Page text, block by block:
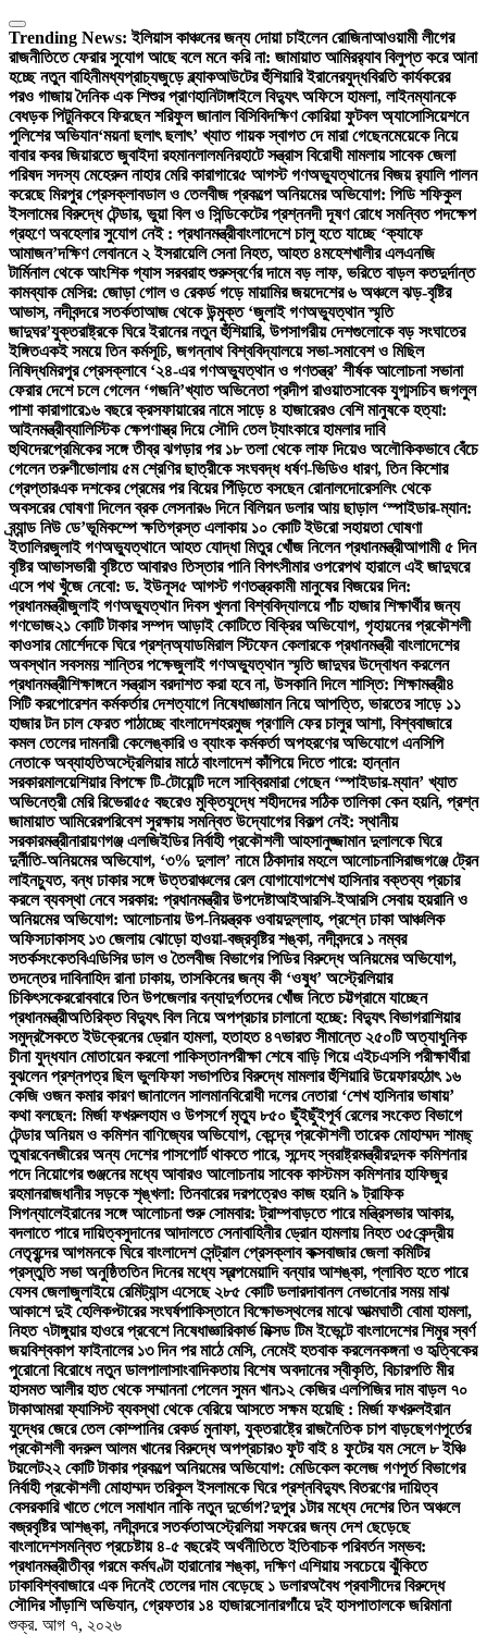
Skip
to
content
Trending News: ইলিয়াস কাঞ্চনের জন্য দোয়া চাইলেন রোজিনাআওয়ামী লীগের
রাজনীতিতে ফেরার সুযোগ আছে বলে মনে করি না: জামায়াত আমিরর‍্যাব বিলুপ্ত করে আনা
হচ্ছে নতুন বাহিনীমধ্যপ্রাচ্যজুড়ে ব্ল্যাকআউটের হুঁশিয়ারি ইরানেরযুদ্ধবিরতি কার্যকরের
পরও গাজায় দৈনিক এক শিশুর প্রাণহানিটাঙ্গাইলে বিদ্যুৎ অফিসে হামলা, লাইনম্যানকে
বেধড়ক পিটুনিকবে ফিরছেন শরিফুল জানাল বিসিবিদক্ষিণ কোরিয়া ফুটবল অ্যাসোসিয়েশনে
পুলিশের অভিযান‘ময়না ছলাৎ ছলাৎ’ খ্যাত গায়ক স্বাগত দে মারা গেছেনমেয়েকে নিয়ে
বাবার কবর জিয়ারতে জুবাইদা রহমানলালমনিরহাটে সন্ত্রাস বিরোধী মামলায় সাবেক জেলা
পরিষদ সদস্য মেহেরুন নাহার মেরি কারাগারে৫ আগস্ট গণঅভ্যুত্থানের বিজয় র‍্যালি পালন
করেছে মিরপুর প্রেসক্লাবডাল ও তেলবীজ প্রকল্পে অনিয়মের অভিযোগ: পিডি শফিকুল
ইসলামের বিরুদ্ধে টেন্ডার, ভুয়া বিল ও সিন্ডিকেটের প্রশ্ননদী দূষণ রোধে সমন্বিত পদক্ষেপ
গ্রহণে অবহেলার সুযোগ নেই : প্রধানমন্ত্রীবাংলাদেশে চালু হতে যাচ্ছে ‘ক্যাফে
আমাজন’দক্ষিণ লেবাননে ২ ইসরায়েলি সেনা নিহত, আহত ৪মহেশখালীর এলএনজি
টার্মিনাল থেকে আংশিক গ্যাস সরবরাহ শুরুস্বর্ণের দামে বড় লাফ, ভরিতে বাড়ল কতদুর্দান্ত
কামব্যাক মেসির: জোড়া গোল ও রেকর্ড গড়ে মায়ামির জয়দেশের ৬ অঞ্চলে ঝড়-বৃষ্টির
আভাস, নদীবন্দরে সতর্কতাআজ থেকে উন্মুক্ত ‘জুলাই গণঅভ্যুত্থান স্মৃতি
জাদুঘর’যুক্তরাষ্ট্রকে ঘিরে ইরানের নতুন হুঁশিয়ারি, উপসাগরীয় দেশগুলোকে বড় সংঘাতের
ইঙ্গিতএকই সময়ে তিন কর্মসূচি, জগন্নাথ বিশ্ববিদ্যালয়ে সভা-সমাবেশ ও মিছিল
নিষিদ্ধমিরপুর প্রেসক্লাবে ‘২৪-এর গণঅভ্যুত্থান ও গণতন্ত্র’ শীর্ষক আলোচনা সভানা
ফেরার দেশে চলে গেলেন ‘গজনি’খ্যাত অভিনেতা প্রদীপ রাওয়াতসাবেক যুগ্মসচিব জগলুল
পাশা কারাগারে১৬ বছরে ক্রসফায়ারের নামে সাড়ে ৪ হাজারেরও বেশি মানুষকে হত্যা:
আইনমন্ত্রীব্যালিস্টিক ক্ষেপণাস্ত্র দিয়ে সৌদি তেল ট্যাংকারে হামলার দাবি
হুথিদেরপ্রেমিকের সঙ্গে তীব্র ঝগড়ার পর ১৮ তলা থেকে লাফ দিয়েও অলৌকিকভাবে বেঁচে
গেলেন তরুণীভোলায় ৫ম শ্রেণির ছাত্রীকে সংঘবদ্ধ ধর্ষণ-ভিডিও ধারণ, তিন কিশোর
গ্রেপ্তারএক দশকের প্রেমের পর বিয়ের পিঁড়িতে বসছেন রোনালদোরেসলিং থেকে
অবসরের ঘোষণা দিলেন ব্রক লেসনার৬ দিনে বিলিয়ন ডলার আয় ছাড়াল ‘স্পাইডার-ম্যান:
ব্র্যান্ড নিউ ডে’ভূমিকম্পে ক্ষতিগ্রস্ত এলাকায় ১০ কোটি ইউরো সহায়তা ঘোষণা
ইতালিরজুলাই গণঅভ্যুত্থানে আহত যোদ্ধা মিতুর খোঁজ নিলেন প্রধানমন্ত্রীআগামী ৫ দিন
বৃষ্টির আভাসভারী বৃষ্টিতে আবারও তিস্তার পানি বিপৎসীমার ওপরেপথ হারালে এই জাদুঘরে
এসে পথ খুঁজে নেবো: ড. ইউনূস৫ আগস্ট গণতন্ত্রকামী মানুষের বিজয়ের দিন:
প্রধানমন্ত্রীজুলাই গণঅভ্যুত্থান দিবস খুলনা বিশ্ববিদ্যালয়ে পাঁচ হাজার শিক্ষার্থীর জন্য
গণভোজ২১ কোটি টাকার সম্পদ আড়াই কোটিতে বিক্রির অভিযোগ, গৃহায়নের প্রকৌশলী
কাওসার মোর্শেদকে ঘিরে প্রশ্নঅ্যাডমিরাল স্টিফেন কেলারকে প্রধানমন্ত্রী বাংলাদেশের
অবস্থান সবসময় শান্তির পক্ষেজুলাই গণঅভ্যুত্থান স্মৃতি জাদুঘর উদ্বোধন করলেন
প্রধানমন্ত্রীশিক্ষাঙ্গনে সন্ত্রাস বরদাশত করা হবে না, উসকানি দিলে শাস্তি: শিক্ষামন্ত্রী৪
সিটি করপোরেশন কর্মকর্তার দেশত্যাগে নিষেধাজ্ঞামান নিয়ে আপত্তি, ভারতের সাড়ে ১১
হাজার টন চাল ফেরত পাঠাচ্ছে বাংলাদেশহরমুজ প্রণালি ফের চালুর আশা, বিশ্ববাজারে
কমল তেলের দামনারী কেলেঙ্কারি ও ব্যাংক কর্মকর্তা অপহরণের অভিযোগে এনসিপি
নেতাকে অব্যাহতিঅস্ট্রেলিয়ার মাঠে বাংলাদেশ কাঁপিয়ে দিতে পারে: হান্নান
সরকারমালয়েশিয়ার বিপক্ষে টি-টোয়েন্টি দলে সাব্বিরমারা গেছেন ‘স্পাইডার-ম্যান’ খ্যাত
অভিনেত্রী মেরি রিভেরা৫৫ বছরেও মুক্তিযুদ্ধে শহীদদের সঠিক তালিকা কেন হয়নি, প্রশ্ন
জামায়াত আমিরেরপরিবেশ সুরক্ষায় সমন্বিত উদ্যোগের বিকল্প নেই: স্থানীয়
সরকারমন্ত্রীনারায়ণগঞ্জ এলজিইডির নির্বাহী প্রকৌশলী আহসানুজ্জামান দুলালকে ঘিরে
দুর্নীতি-অনিয়মের অভিযোগ, ‘৩% দুলাল’ নামে ঠিকাদার মহলে আলোচনাসিরাজগঞ্জে ট্রেন
লাইনচ্যুত, বন্ধ ঢাকার সঙ্গে উত্তরাঞ্চলের রেল যোগাযোগশেখ হাসিনার বক্তব্য প্রচার
করলে ব্যবস্থা নেবে সরকার: প্রধানমন্ত্রীর উপদেষ্টাআইআরসি-ইআরসি সেবায় হয়রানি ও
অনিয়মের অভিযোগ: আলোচনায় উপ-নিয়ন্ত্রক ওবায়দুল্লাহ, প্রশ্নে ঢাকা আঞ্চলিক
অফিসঢাকাসহ ১৩ জেলায় ঝোড়ো হাওয়া-বজ্রবৃষ্টির শঙ্কা, নদীবন্দরে ১ নম্বর
সতর্কসংকেতবিএডিসির ডাল ও তৈলবীজ বিভাগের পিডির বিরুদ্ধে অনিয়মের অভিযোগ,
তদন্তের দাবিনাহিদ রানা ঢাকায়, তাসকিনের জন্য কী ‘ওষুধ’ অস্ট্রেলিয়ার
চিকিৎসকেররোববারে তিন উপজেলার বন্যাদুর্গতদের খোঁজ নিতে চট্টগ্রামে যাচ্ছেন
প্রধানমন্ত্রীঅতিরিক্ত বিদ্যুৎ বিল নিয়ে অপপ্রচার চালানো হচ্ছে: বিদ্যুৎ বিভাগরাশিয়ার
সমুদ্রসৈকতে ইউক্রেনের ড্রোন হামলা, হতাহত ৪৭ভারত সীমান্তে ২৫০টি অত্যাধুনিক
চীনা যুদ্ধযান মোতায়েন করলো পাকিস্তানপরীক্ষা শেষে বাড়ি গিয়ে এইচএসসি পরীক্ষার্থীরা
বুঝলেন প্রশ্নপত্র ছিল ভুলফিফা সভাপতির বিরুদ্ধে মামলার হুঁশিয়ারি উয়েফারহঠাৎ ১৬
কেজি ওজন কমার কারণ জানালেন সালমানবিরোধী দলের নেতারা ‘শেখ হাসিনার ভাষায়’
কথা বলছেন: মির্জা ফখরুলহাম ও উপসর্গে মৃত্যু ৮৫০ ছুঁইছুঁইপূর্ব রেলের সংকেত বিভাগে
টেন্ডার অনিয়ম ও কমিশন বাণিজ্যের অভিযোগ, কেন্দ্রে প্রকৌশলী তারেক মোহাম্মদ শামছ্
তুষারবেনজীরের অন্য দেশের পাসপোর্ট থাকতে পারে, সন্দেহ স্বরাষ্ট্রমন্ত্রীরদুদক কমিশনার
পদে নিয়োগের গুঞ্জনের মধ্যে আবারও আলোচনায় সাবেক কাস্টমস কমিশনার হাফিজুর
রহমানরাজধানীর সড়কে শৃঙ্খলা: তিনবারের দরপত্রেও কাজ হয়নি ৯ ট্রাফিক
সিগন্যালেইরানের সঙ্গে আলোচনা শুরু সোমবার: ট্রাম্পবাড়তে পারে মন্ত্রিসভার আকার,
বদলাতে পারে দায়িত্বসুদানের আদালতে সেনাবাহিনীর ড্রোন হামলায় নিহত ৩৫কেন্দ্রীয়
নেতৃবৃন্দের আগমনকে ঘিরে বাংলাদেশ সেন্ট্রাল প্রেসক্লাব কক্সবাজার জেলা কমিটির
প্রস্তুতি সভা অনুষ্ঠিততিন দিনের মধ্যে স্বল্পমেয়াদি বন্যার আশঙ্কা, প্লাবিত হতে পারে
যেসব জেলাজুলাইয়ে রেমিট্যান্স এসেছে ২৮৫ কোটি ডলারদাবানল নেভানোর সময় মাঝ
আকাশে দুই হেলিকপ্টারের সংঘর্ষপাকিস্তানে বিক্ষোভস্থলের মাঝে আত্মঘাতী বোমা হামলা,
নিহত ৭টাঙ্গুয়ার হাওরে প্রবেশে নিষেধাজ্ঞারিকার্ভ মিক্সড টিম ইভেন্টে বাংলাদেশের শিমুর স্বর্ণ
জয়বিশ্বকাপ ফাইনালের ১৩ দিন পর মাঠে মেসি, নেমেই হতবাক করলেনকঙ্গনা ও হৃত্বিকের
পুরোনো বিরোধে নতুন ডালপালাসাংবাদিকতায় বিশেষ অবদানের স্বীকৃতি, বিচারপতি মীর
হাসমত আলীর হাত থেকে সম্মাননা পেলেন সুমন খান১২ কেজির এলপিজির দাম বাড়ল ৭০
টাকাআমরা ফ্যাসিস্ট ব্যবস্থা থেকে বেরিয়ে আসতে সক্ষম হয়েছি : মির্জা ফখরুলইরান
যুদ্ধের জেরে তেল কোম্পানির রেকর্ড মুনাফা, যুক্তরাষ্ট্রে রাজনৈতিক চাপ বাড়ছেগণপূর্তের
প্রকৌশলী বদরুল আলম খানের বিরুদ্ধে অপপ্রচার৩ ফুট বাই ৪ ফুটের যম সেলে ৮ ইঞ্চি
টয়লেট২২ কোটি টাকার প্রকল্পে অনিয়মের অভিযোগ: মেডিকেল কলেজ গণপূর্ত বিভাগের
নির্বাহী প্রকৌশলী মোহাম্মদ তরিকুল ইসলামকে ঘিরে প্রশ্নবিদ্যুৎ বিতরণের দায়িত্ব
বেসরকারি খাতে গেলে সমাধান নাকি নতুন দুর্ভোগ?দুপুর ১টার মধ্যে দেশের তিন অঞ্চলে
বজ্রবৃষ্টির আশঙ্কা, নদীবন্দরে সতর্কতাঅস্ট্রেলিয়া সফরের জন্য দেশ ছেড়েছে
বাংলাদেশসমন্বিত প্রচেষ্টায় ৪-৫ বছরেই অর্থনীতিতে ইতিবাচক পরিবর্তন সম্ভব:
প্রধানমন্ত্রীতীব্র গরমে কর্মঘণ্টা হারানোর শঙ্কা, দক্ষিণ এশিয়ায় সবচেয়ে ঝুঁকিতে
ঢাকাবিশ্ববাজারে এক দিনেই তেলের দাম বেড়েছে ১ ডলারঅবৈধ প্রবাসীদের বিরুদ্ধে
সৌদির সাঁড়াশি অভিযান, গ্রেফতার ১৪ হাজারসোনারগাঁয়ে দুই হাসপাতালকে জরিমানা
শুক্র. আগ ৭, ২০২৬